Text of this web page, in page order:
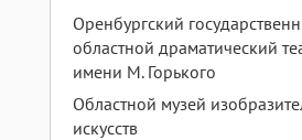
Оренбургский
областной драматический
имени М. Горького
Областной музей
искусств